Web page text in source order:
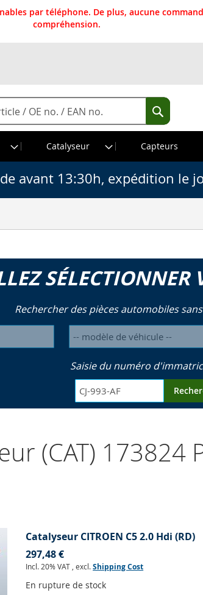
par téléphone. De plus, aucune
compréhension.
Catalyseur Capteurs
avant 13:30h, expédition le
SÉLECTIONNER
Rechercher des pièces automobiles
Saisie du numéro
(CAT) 173824
Catalyseur CITROEN C5 2.0 Hdi (RD)
297,48 €
Incl. 20% VAT ,excl.Shipping Cost
En rupture de stock